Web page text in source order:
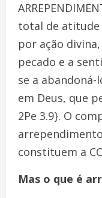
total de atitude
por ação
pecado e a
se a abandoná-
em Deus, que
2Pe 3.9}. O
constituem a
Mas o que é